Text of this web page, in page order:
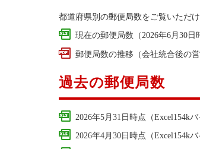
都道府県別の郵便局数をご覧いただけ
現在の郵便局数（2026年6月30日
郵便局数の推移（会社統合後の
過去の郵便局数
2026年5月31日時点（Excel154kバ
2026年4月30日時点（Excel154kバ